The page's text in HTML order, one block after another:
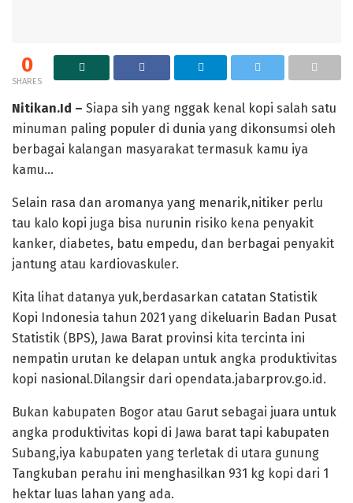
0
SHARES
Nitikan.Id – Siapa sih yang nggak kenal kopi salah satu
minuman paling populer di dunia yang dikonsumsi oleh
berbagai kalangan masyarakat termasuk kamu iya
kamu…
Selain rasa dan aromanya yang menarik,nitiker perlu
tau kalo kopi juga bisa nurunin risiko kena penyakit
kanker, diabetes, batu empedu, dan berbagai penyakit
jantung atau kardiovaskuler.
Kita lihat datanya yuk,berdasarkan catatan Statistik
Kopi Indonesia tahun 2021 yang dikeluarin Badan Pusat
Statistik (BPS), Jawa Barat provinsi kita tercinta ini
nempatin urutan ke delapan untuk angka produktivitas
kopi nasional.Dilangsir dari opendata.jabarprov.go.id.
Bukan kabupaten Bogor atau Garut sebagai juara untuk
angka produktivitas kopi di Jawa barat tapi kabupaten
Subang,iya kabupaten yang terletak di utara gunung
Tangkuban perahu ini menghasilkan 931 kg kopi dari 1
hektar luas lahan yang ada.